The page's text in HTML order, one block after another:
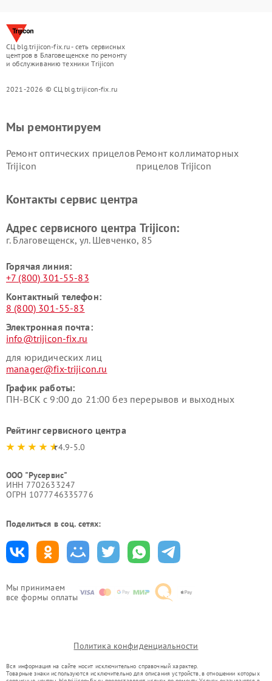
СЦ blg.trijicon-fix.ru - сеть сервисных
центров в Благовещенске по ремонту
и обслуживанию техники Trijicon
2021-2026 © СЦ blg.trijicon-fix.ru
Мы принимаем
все формы оплаты
Мы ремонтируем
Ремонт оптических прицелов
Trijicon
Ремонт коллиматорных
прицелов Trijicon
Контакты сервис центра
Адрес сервисного центра Trijicon:
г. Благовещенск, ул. Шевченко, 85
Горячая линия:
+7 (800) 301-55-83
Контактный телефон:
8 (800) 301-55-83
Электронная почта:
info@trijicon-fix.ru
для юридических лиц
manager@fix-trijicon.ru
График работы:
ПН-ВСК с 9:00 до 21:00 без перерывов и выходных
Рейтинг сервисного центра
4.9-5.0
ООО "Русервис"
ИНН 7702633247
ОГРН 1077746335776
Поделиться в соц. сетях:
Политика конфиденциальности
Вся информация на сайте носит исключительно справочный характер.
Товарные знаки используются исключительно для описания устройств, в отношении которых